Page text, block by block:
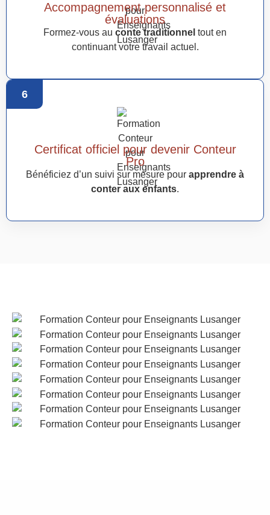
Accompagnement personnalisé et
évaluations
Formez-vous au conte traditionnel tout en
continuant votre travail actuel.
6
Certificat officiel pour devenir Conteur
Pro
Bénéficiez d’un suivi sur mesure pour apprendre à
conter aux enfants.